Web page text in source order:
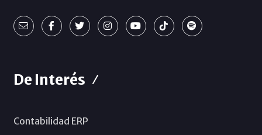
De Interés
Contabilidad ERP